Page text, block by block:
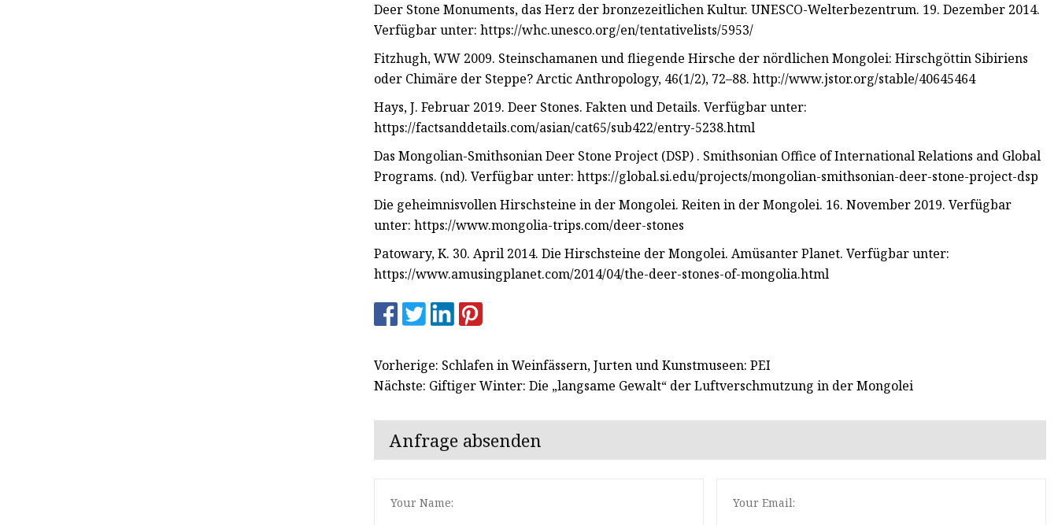
Deer Stone Monuments, das Herz der bronzezeitlichen Kultur. UNESCO-Welterbezentrum. 19. Dezember 2014.
Verfügbar unter: https://whc.unesco.org/en/tentativelists/5953/
Fitzhugh, WW 2009. Steinschamanen und fliegende Hirsche der nördlichen Mongolei: Hirschgöttin Sibiriens
oder Chimäre der Steppe? Arctic Anthropology, 46(1/2), 72–88. http://www.jstor.org/stable/40645464
Hays, J. Februar 2019. Deer Stones. Fakten und Details. Verfügbar unter:
https://factsanddetails.com/asian/cat65/sub422/entry-5238.html
Das Mongolian-Smithsonian Deer Stone Project (DSP) . Smithsonian Office of International Relations and Global
Programs. (nd). Verfügbar unter: https://global.si.edu/projects/mongolian-smithsonian-deer-stone-project-dsp
Die geheimnisvollen Hirschsteine ​​in der Mongolei. Reiten in der Mongolei. 16. November 2019. Verfügbar
unter: https://www.mongolia-trips.com/deer-stones
Patowary, K. 30. April 2014. Die Hirschsteine ​​der Mongolei. Amüsanter Planet. Verfügbar unter:
https://www.amusingplanet.com/2014/04/the-deer-stones-of-mongolia.html
Vorherige: Schlafen in Weinfässern, Jurten und Kunstmuseen: PEI
Nächste: Giftiger Winter: Die „langsame Gewalt“ der Luftverschmutzung in der Mongolei
Anfrage absenden